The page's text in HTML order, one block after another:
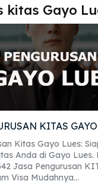
kitas Gayo
KITAS
Kitas Gayo Lues:
Anda di Gayo Lues.
Jasa Pengurusan
Visa Mudahnya...